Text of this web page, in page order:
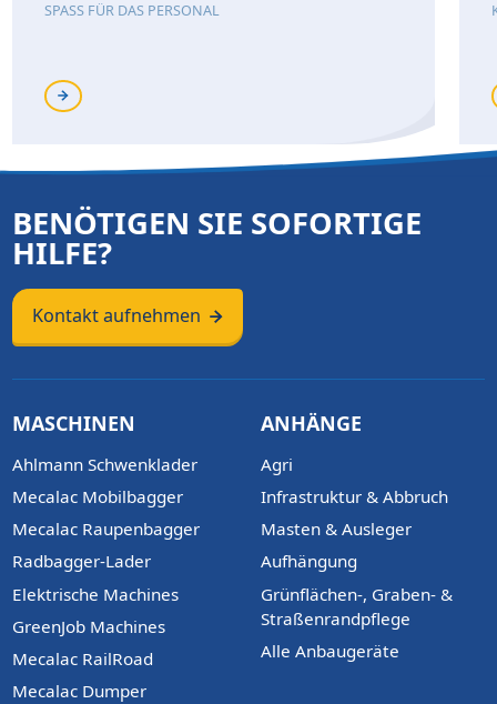
SPASS FÜR DAS PERSONAL
BENÖTIGEN SIE SOFORTIGE
HILFE?
Kontakt aufnehmen
MASCHINEN
Ahlmann Schwenklader
Mecalac Mobilbagger
Mecalac Raupenbagger
Radbagger-Lader
Elektrische Machines
GreenJob Machines
Mecalac RailRoad
Mecalac Dumper
ANHÄNGE
Agri
Infrastruktur & Abbruch
Masten & Ausleger
Aufhängung
Grünflächen-, Graben- &
Straßenrandpflege
Alle Anbaugeräte